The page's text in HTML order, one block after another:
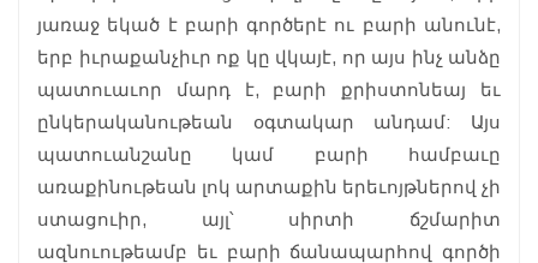
յառաջ եկած է բարի գործերէ ու բարի անունէ,
երբ իւրաքանչիւր ոք կը վկայէ, որ այս ինչ անձը
պատուաւոր մարդ է, բարի քրիստոնեայ եւ
ընկերականութեան օգտակար անդամ: Այս
պատուանշանը կամ բարի համբաւը
առաքինութեան լոկ արտաքին երեւոյթներով չի
ստացուիր, այլ՝ սիրտի ճշմարիտ
ազնուութեամբ եւ բարի ճանապարհով գործի